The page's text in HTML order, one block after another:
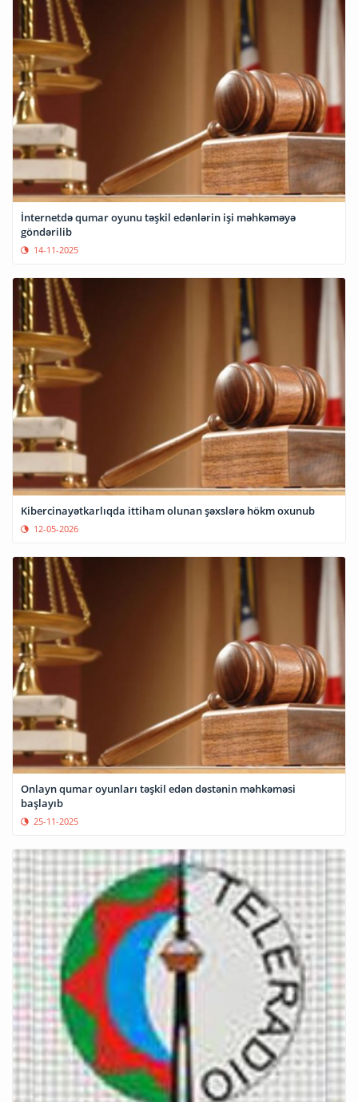
İnternetdə qumar oyunu təşkil edənlərin işi məhkəməyə
göndərilib
14-11-2025
Kibercinayətkarlıqda ittiham olunan şəxslərə hökm oxunub
12-05-2026
Onlayn qumar oyunları təşkil edən dəstənin məhkəməsi
başlayıb
25-11-2025